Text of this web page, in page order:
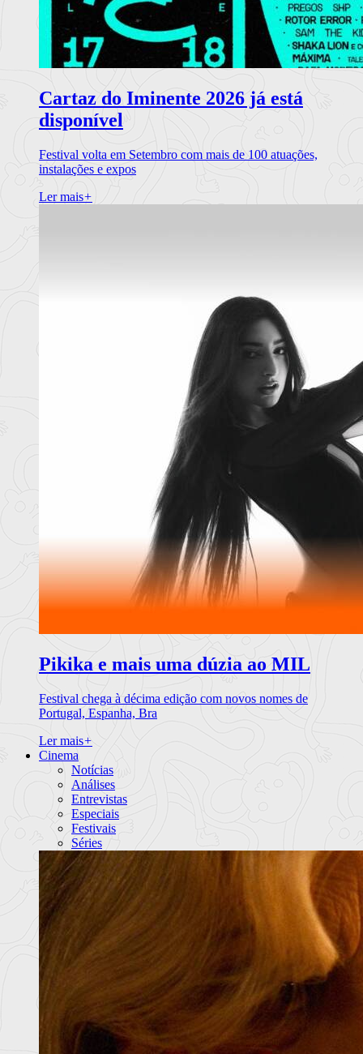
Cartaz do Iminente 2026 já está
disponível
Festival volta em Setembro com mais de 100 atuações,
instalações e expos
Ler mais+
Pikika e mais uma dúzia ao MIL
Festival chega à décima edição com novos nomes de
Portugal, Espanha, Bra
Ler mais+
Cinema
Notícias
Análises
Entrevistas
Especiais
Festivais
Séries